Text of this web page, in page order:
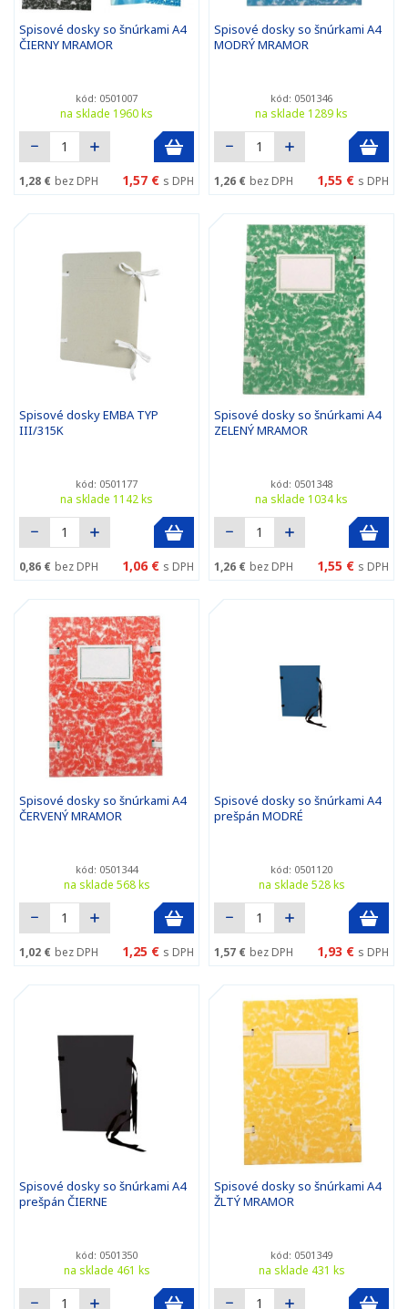
Spisové dosky so šnúrkami A4
ČIERNY MRAMOR
kód: 0501007
na sklade 1960 ks
1,28 € bez DPH 1,57 € s DPH
Spisové dosky so šnúrkami A4
MODRÝ MRAMOR
kód: 0501346
na sklade 1289 ks
1,26 € bez DPH 1,55 € s DPH
Spisové dosky EMBA TYP
III/315K
kód: 0501177
na sklade 1142 ks
0,86 € bez DPH 1,06 € s DPH
Spisové dosky so šnúrkami A4
ZELENÝ MRAMOR
kód: 0501348
na sklade 1034 ks
1,26 € bez DPH 1,55 € s DPH
Spisové dosky so šnúrkami A4
ČERVENÝ MRAMOR
kód: 0501344
na sklade 568 ks
1,02 € bez DPH 1,25 € s DPH
Spisové dosky so šnúrkami A4
prešpán MODRÉ
kód: 0501120
na sklade 528 ks
1,57 € bez DPH 1,93 € s DPH
Spisové dosky so šnúrkami A4
prešpán ČIERNE
kód: 0501350
na sklade 461 ks
Spisové dosky so šnúrkami A4
ŽLTÝ MRAMOR
kód: 0501349
na sklade 431 ks